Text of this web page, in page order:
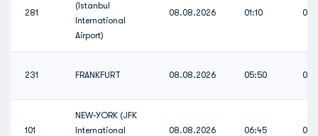
281
(Istanbul
International
Airport)
08.08.2026 01:10
231 FRANKFURT 08.08.2026 05:50
101
NEW-YORK (JFK
International
08.08.2026 06:45